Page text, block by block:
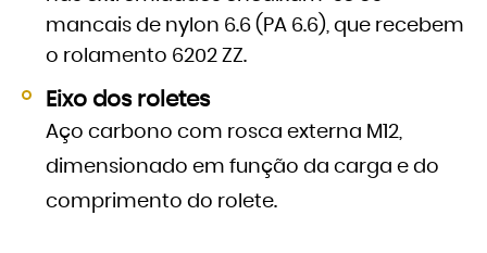
mancais de nylon 6.6 (PA 6.6), que recebem
o rolamento 6202 ZZ.
Eixo dos roletes
Aço carbono com rosca externa M12,
dimensionado em função da carga e do
comprimento do rolete.